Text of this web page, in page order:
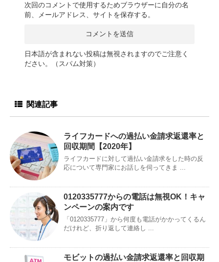
次回のコメントで使用するためブラウザーに自分の名
前、メールアドレス、サイトを保存する。
日本語が含まれない投稿は無視されますのでご注意く
ださい。（スパム対策）
関連記事
ライフカードへの過払い金請求返還率と
回収期間【2020年】
ライフカードに対して過払い金請求をした時の反
応について専門家にお話しを伺ってきま ...
0120335777からの電話は無視OK！キャ
ンペーンの案内です
「0120335777」から何度も電話がかかってくるん
だけれど、折り返して連絡し ...
モビットの過払い金請求返還率と回収期